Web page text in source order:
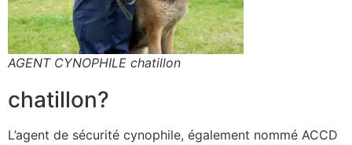
AGENT CYNOPHILE chatillon
chatillon?
L’agent de sécurité cynophile, également nommé ACCD